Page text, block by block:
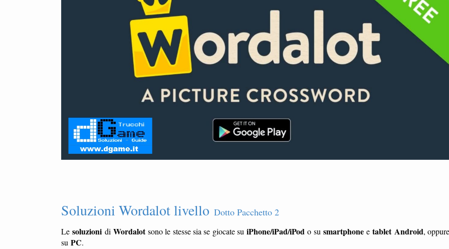
Soluzioni Wordalot livello Dotto Pacchetto 2
Lesoluzioni di Wordalotsono le stesse sia se giocate suiPhone/iPad/iPod o su smartphoneetablet Android,
su PC.